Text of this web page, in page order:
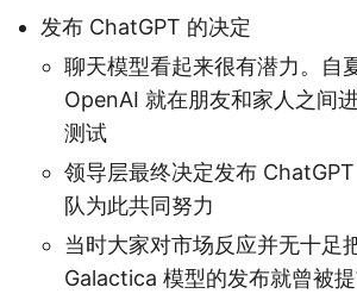
发布 ChatGPT 的决定
聊天模型看起来很有潜力。自
OpenAI 就在朋友和家人之间
测试
领导层最终决定发布
队为此共同努力
当时大家对市场反应并无十足
Galactica 模型的发布就曾被